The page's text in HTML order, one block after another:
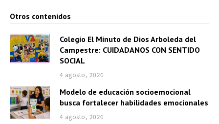
Otros contenidos
Colegio El Minuto de Dios Arboleda del
Campestre: CUIDADANOS CON SENTIDO
SOCIAL
4 agosto, 2026
Modelo de educación socioemocional
busca fortalecer habilidades emocionales
4 agosto, 2026